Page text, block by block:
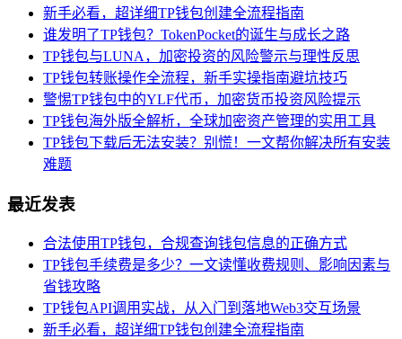
新手必看，超详细TP钱包创建全流程指南
谁发明了TP钱包？TokenPocket的诞生与成长之路
TP钱包与LUNA，加密投资的风险警示与理性反思
TP钱包转账操作全流程，新手实操指南避坑技巧
警惕TP钱包中的YLF代币，加密货币投资风险提示
TP钱包海外版全解析，全球加密资产管理的实用工具
TP钱包下载后无法安装？别慌！一文帮你解决所有安装
难题
最近发表
合法使用TP钱包，合规查询钱包信息的正确方式
TP钱包手续费是多少？一文读懂收费规则、影响因素与
省钱攻略
TP钱包API调用实战，从入门到落地Web3交互场景
新手必看，超详细TP钱包创建全流程指南